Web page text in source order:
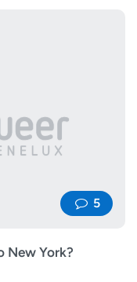
5
New York?